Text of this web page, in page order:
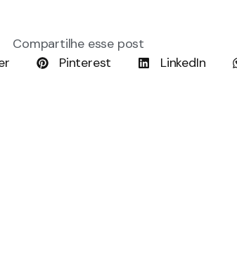
Compartilhe esse post
Pinterest LinkedIn